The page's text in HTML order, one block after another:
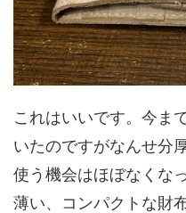
これはいいです。今ま
いたのですがなんせ分
使う機会はほぼなくな
薄い、コンパクトな財